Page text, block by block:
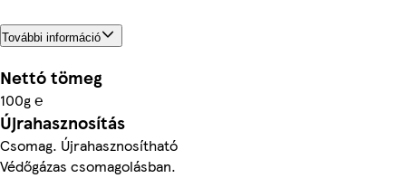
További információ
Nettó tömeg
100g ℮
Újrahasznosítás
Csomag. Újrahasznosítható
Védőgázas csomagolásban.